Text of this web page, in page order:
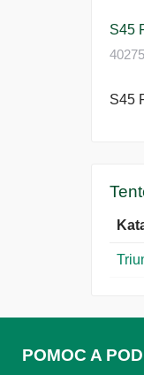
S45
S45
POMOC A